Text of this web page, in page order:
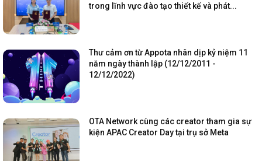
trong lĩnh vực đào tạo thiết kế và phát...
Thư cảm ơn từ Appota nhân dịp kỷ niệm 11
năm ngày thành lập (12/12/2011 -
12/12/2022)
OTA Network cùng các creator tham gia sự
kiện APAC Creator Day tại trụ sở Meta